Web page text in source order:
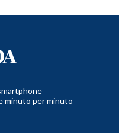
minuto per minuto